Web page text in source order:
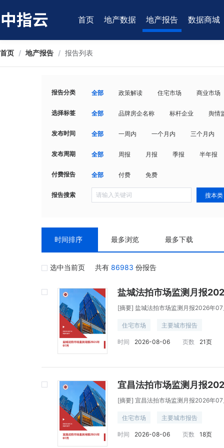
首页 地产数据 地产报告 数据商城
首页 / 地产报告 / 报告列表
报告分类 全部 政策解读 住宅市场 商业市场
选择标签 全部 品牌房企名称 标杆企业 舆情
发布时间 全部 一周内 一个月内 三个月内
发布周期 全部 周报 月报 季报 半年报
付费报告 全部 付费 免费
报告搜索 搜本类
时间排序 最多浏览 最多下载
选中当前页 共有 86983 份报告
盐城法拍市场监测月报
[摘要] 盐城法拍市场监测月报2026年
住宅市场 主要城市报告
时间 2026-08-06 页数 21页
宜昌法拍市场监测月报
[摘要] 宜昌法拍市场监测月报2026年
住宅市场 主要城市报告
时间 2026-08-06 页数 18页